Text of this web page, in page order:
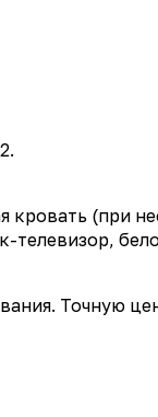
кровать (при
Точную